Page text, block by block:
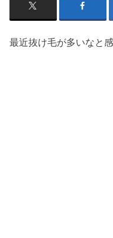
最近抜け毛が多いなと感